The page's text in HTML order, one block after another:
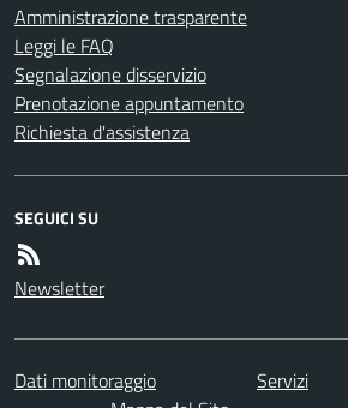
Amministrazione trasparente
Leggi le FAQ
Segnalazione disservizio
Prenotazione appuntamento
Richiesta d'assistenza
SEGUICI SU
Newsletter
Dati monitoraggio Servizi